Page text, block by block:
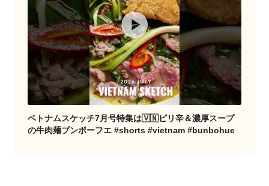
ベトナムスケッチ7月号特集は🇻🇳ピリ辛＆濃厚スープ
の牛肉麺ブンボーフエ #shorts #vietnam #bunbohue